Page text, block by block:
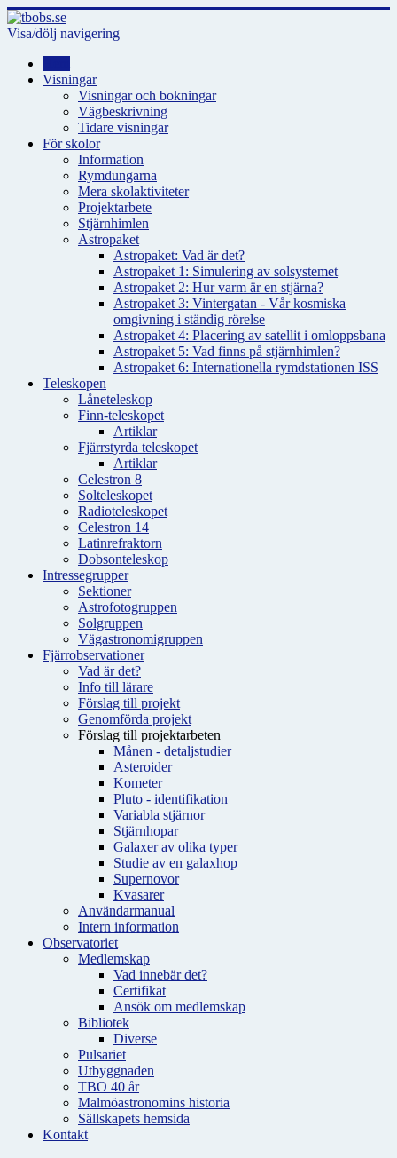
Visa/dölj navigering
Visningar
Visningar och bokningar
Vägbeskrivning
Tidare visningar
För skolor
Information
Rymdungarna
Mera skolaktiviteter
Projektarbete
Stjärnhimlen
Astropaket
Astropaket: Vad är det?
Astropaket 1: Simulering av solsystemet
Astropaket 2: Hur varm är en stjärna?
Astropaket 3: Vintergatan - Vår kosmiska
omgivning i ständig rörelse
Astropaket 4: Placering av satellit i omloppsbana
Astropaket 5: Vad finns på stjärnhimlen?
Astropaket 6: Internationella rymdstationen ISS
Teleskopen
Låneteleskop
Finn-teleskopet
Artiklar
Fjärrstyrda teleskopet
Artiklar
Celestron 8
Solteleskopet
Radioteleskopet
Celestron 14
Latinrefraktorn
Dobsonteleskop
Intressegrupper
Sektioner
Astrofotogruppen
Solgruppen
Vägastronomigruppen
Fjärrobservationer
Vad är det?
Info till lärare
Förslag till projekt
Genomförda projekt
Förslag till projektarbeten
Månen - detaljstudier
Asteroider
Kometer
Pluto - identifikation
Variabla stjärnor
Stjärnhopar
Galaxer av olika typer
Studie av en galaxhop
Supernovor
Kvasarer
Användarmanual
Intern information
Observatoriet
Medlemskap
Vad innebär det?
Certifikat
Ansök om medlemskap
Bibliotek
Diverse
Pulsariet
Utbyggnaden
TBO 40 år
Malmöastronomins historia
Sällskapets hemsida
Kontakt